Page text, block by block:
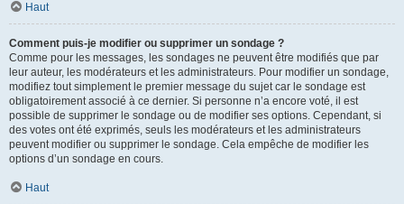
Haut
Comment puis-je modifier ou supprimer un sondage ?
Comme pour les messages, les sondages ne peuvent être modifiés que par
leur auteur, les modérateurs et les administrateurs. Pour modifier un sondage,
modifiez tout simplement le premier message du sujet car le sondage est
obligatoirement associé à ce dernier. Si personne n’a encore voté, il est
possible de supprimer le sondage ou de modifier ses options. Cependant, si
des votes ont été exprimés, seuls les modérateurs et les administrateurs
peuvent modifier ou supprimer le sondage. Cela empêche de modifier les
options d’un sondage en cours.
Haut